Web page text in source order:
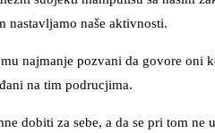
nastavljamo naše aktivnosti.
najmanje pozvani da govore oni
na tim podrucjima.
dobiti za sebe, a da se pri tom ne